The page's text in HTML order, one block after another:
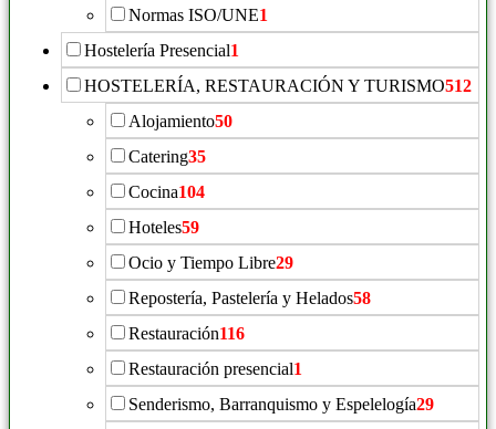
Normas ISO/UNE1
Hostelería Presencial1
HOSTELERÍA, RESTAURACIÓN Y TURISMO512
Alojamiento50
Catering35
Cocina104
Hoteles59
Ocio y Tiempo Libre29
Repostería, Pastelería y Helados58
Restauración116
Restauración presencial1
Senderismo, Barranquismo y Espelelogía29